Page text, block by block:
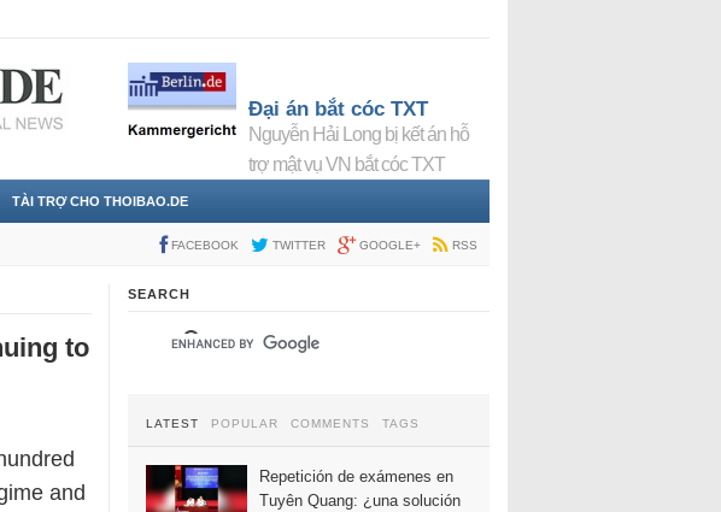
Đại án bắt cóc TXT
Nguyễn Hải Long bị kết án hỗ
trợ mật vụ VN bắt cóc TXT
TÀI TRỢ CHO THOIBAO.DE
FACEBOOK TWITTER GOOGLE+ RSS
to
and
SEARCH
LATEST POPULAR COMMENTS TAGS
Repetición de exámenes en
Tuyên Quang: ¿una solución